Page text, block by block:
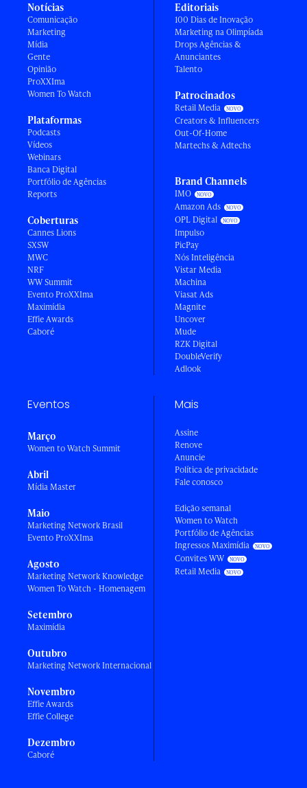
Notícias
Comunicação
Marketing
Mídia
Gente
Opinião
ProXXIma
Women To Watch
Plataformas
Podcasts
Vídeos
Webinars
Banca Digital
Portfólio de Agências
Reports
Coberturas
Cannes Lions
SXSW
MWC
NRF
WW Summit
Evento ProXXIma
Maximídia
Effie Awards
Caboré
Editoriais
100 Dias de Inovação
Marketing na Olimpíada
Drops Agências &
Anunciantes
Talento
Patrocinados
Retail Media
Creators & Influencers
Out-Of-Home
Martechs & Adtechs
Brand Channels
IMO
Amazon Ads
OPL Digital
Impulso
PicPay
Nós Inteligência
Vistar Media
Machina
Viasat Ads
Magnite
Uncover
Mude
RZK Digital
DoubleVerify
Adlook
Eventos
Março
Women to Watch Summit
Abril
Mídia Master
Maio
Marketing Network Brasil
Evento ProXXIma
Agosto
Marketing Network Knowledge
Women To Watch - Homenagem
Setembro
Maximídia
Outubro
Marketing Network Internacional
Novembro
Effie Awards
Effie College
Dezembro
Caboré
Mais
Assine
Renove
Anuncie
Política de privacidade
Fale conosco
Edição semanal
Women to Watch
Portfólio de Agências
Ingressos Maximídia
Convites WW
Retail Media